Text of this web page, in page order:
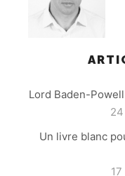
Lord Baden-
Un livre blanc